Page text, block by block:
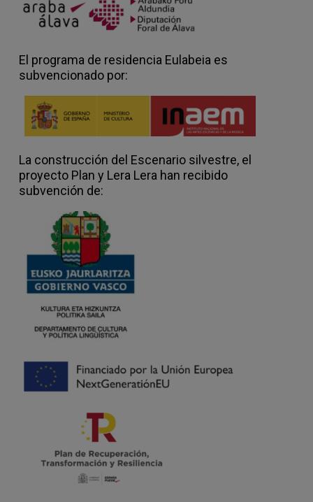
El programa de residencia Eulabeia es
subvencionado por:
La construcción del Escenario silvestre, el
proyecto Plan y Lera Lera han recibido
subvención de: